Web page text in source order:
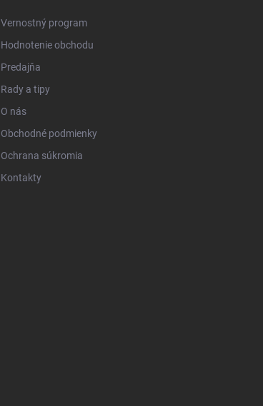
Vernostný program
Hodnotenie obchodu
Predajňa
Rady a tipy
O nás
Obchodné podmienky
Ochrana súkromia
Kontakty